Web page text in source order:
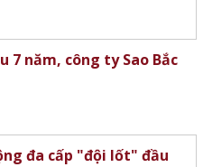
7 năm, công ty Sao Bắc
đa cấp "đội lốt" đầu